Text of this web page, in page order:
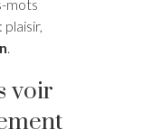
mots
plaisir,
.
voir